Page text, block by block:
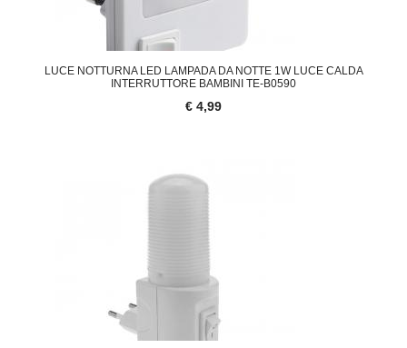
LUCE NOTTURNA LED LAMPADA DA NOTTE 1W LUCE CALDA
INTERRUTTORE BAMBINI TE-B0590
€ 4,99